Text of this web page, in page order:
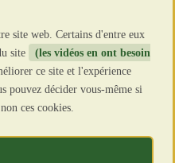
site web. Certains d'entre eux
site
(les vidéos en ont besoin
ce site et l'expérience
pouvez décider vous-même si
ces cookies.